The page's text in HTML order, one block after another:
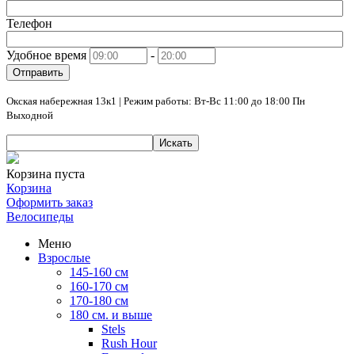
Телефон
Удобное время -
Отправить
Окская набережная 13к1 | Режим работы: Вт-Вс 11:00 до 18:00 Пн
Выходной
Искать
Корзина пуста
Корзина
Оформить заказ
Велосипеды
Меню
Взрослые
145-160 см
160-170 см
170-180 см
180 см. и выше
Stels
Rush Hour